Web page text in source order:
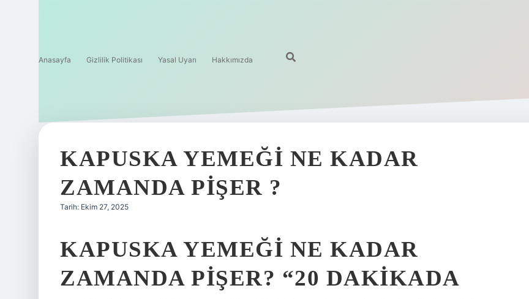
Anasayfa Gizlilik Politikası Yasal Uyarı Hakkımızda
KAPUSKA YEMEĞI NE KADAR
ZAMANDA PIŞER ?
Tarih: Ekim 27, 2025
KAPUSKA YEMEĞI NE KADAR
ZAMANDA PIŞER? “20 DAKIKADA